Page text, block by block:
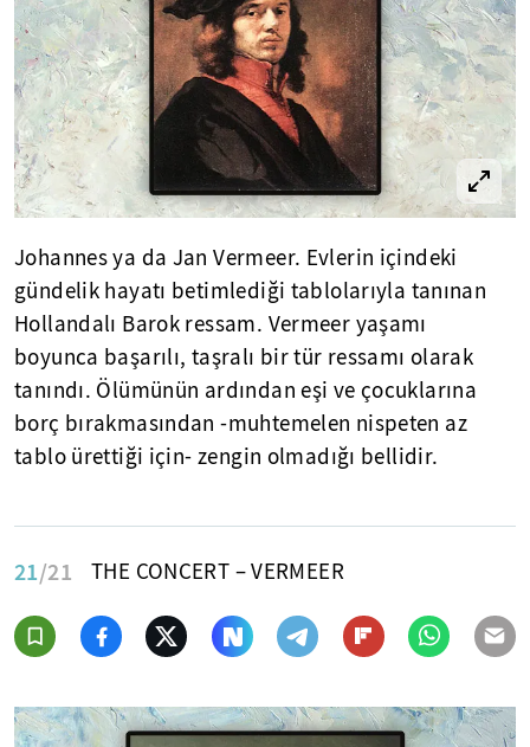
Johannes ya da Jan Vermeer. Evlerin içindeki
gündelik hayatı betimlediği tablolarıyla tanınan
Hollandalı Barok ressam. Vermeer yaşamı
boyunca başarılı, taşralı bir tür ressamı olarak
tanındı. Ölümünün ardından eşi ve çocuklarına
borç bırakmasından -muhtemelen nispeten az
tablo ürettiği için- zengin olmadığı bellidir.
21/21 THE CONCERT – VERMEER